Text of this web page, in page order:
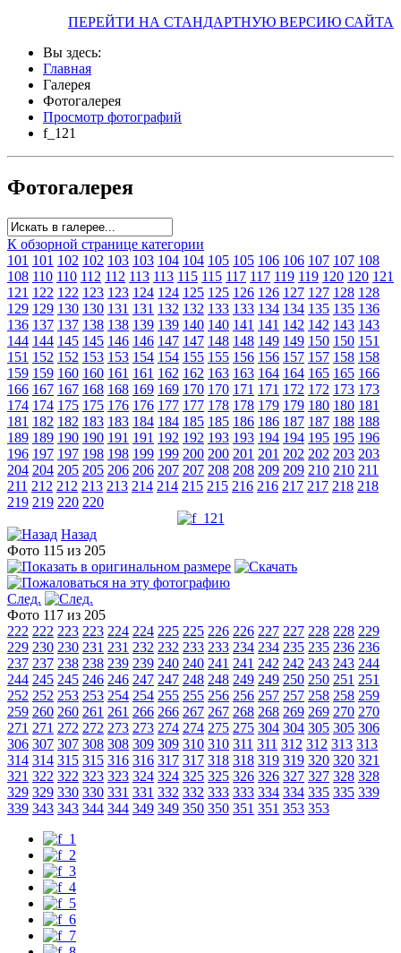
ПЕРЕЙТИ НА СТАНДАРТНУЮ ВЕРСИЮ САЙТА
Вы здесь:
Главная
Галерея
Фотогалерея
Просмотр фотографий
f_121
Фотогалерея
К обзорной странице категории
101 101 102 102 103 103 104 104 105 105 106 106 107 107 108
108 110 110 112 112 113 113 115 115 117 117 119 119 120 120 121
121 122 122 123 123 124 124 125 125 126 126 127 127 128 128
129 129 130 130 131 131 132 132 133 133 134 134 135 135 136
136 137 137 138 138 139 139 140 140 141 141 142 142 143 143
144 144 145 145 146 146 147 147 148 148 149 149 150 150 151
151 152 152 153 153 154 154 155 155 156 156 157 157 158 158
159 159 160 160 161 161 162 162 163 163 164 164 165 165 166
166 167 167 168 168 169 169 170 170 171 171 172 172 173 173
174 174 175 175 176 176 177 177 178 178 179 179 180 180 181
181 182 182 183 183 184 184 185 185 186 186 187 187 188 188
189 189 190 190 191 191 192 192 193 193 194 194 195 195 196
196 197 197 198 198 199 199 200 200 201 201 202 202 203 203
204 204 205 205 206 206 207 207 208 208 209 209 210 210 211
211 212 212 213 213 214 214 215 215 216 216 217 217 218 218
219 219 220 220
Назад
Фото 115 из 205
След.
Фото 117 из 205
222 222 223 223 224 224 225 225 226 226 227 227 228 228 229
229 230 230 231 231 232 232 233 233 234 234 235 235 236 236
237 237 238 238 239 239 240 240 241 241 242 242 243 243 244
244 245 245 246 246 247 247 248 248 249 249 250 250 251 251
252 252 253 253 254 254 255 255 256 256 257 257 258 258 259
259 260 260 261 261 266 266 267 267 268 268 269 269 270 270
271 271 272 272 273 273 274 274 275 275 304 304 305 305 306
306 307 307 308 308 309 309 310 310 311 311 312 312 313 313
314 314 315 315 316 316 317 317 318 318 319 319 320 320 321
321 322 322 323 323 324 324 325 325 326 326 327 327 328 328
329 329 330 330 331 331 332 332 333 333 334 334 335 335 339
339 343 343 344 344 349 349 350 350 351 351 353 353